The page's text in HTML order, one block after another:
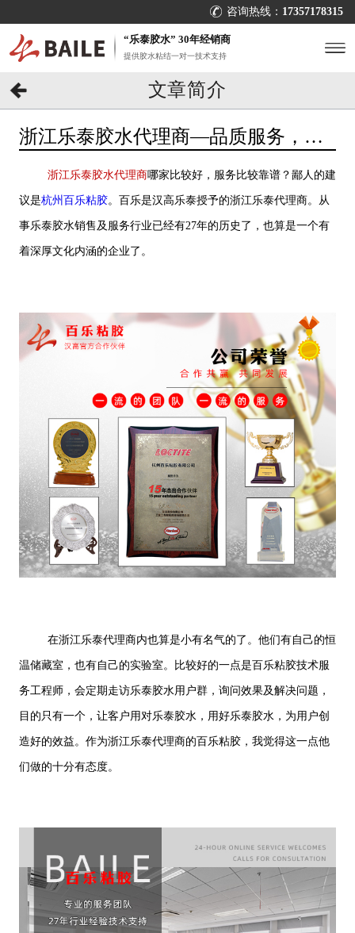
咨询热线： 17357178315
“乐泰胶水” 30年经销商
提供胶水粘结一对一技术支持
文章简介
浙江乐泰胶水代理商—品质服务，百
浙江乐泰胶水代理商哪家比较好，服务比较靠谱？鄙人的建
议是杭州百乐粘胶。百乐是汉高乐泰授予的浙江乐泰代理商。从
事乐泰胶水销售及服务行业已经有27年的历史了，也算是一个有
着深厚文化内涵的企业了。
在浙江乐泰代理商内也算是小有名气的了。他们有自己的恒
温储藏室，也有自己的实验室。比较好的一点是百乐粘胶技术服
务工程师，会定期走访乐泰胶水用户群，询问效果及解决问题，
目的只有一个，让客户用对乐泰胶水，用好乐泰胶水，为用户创
造好的效益。作为浙江乐泰代理商的百乐粘胶，我觉得这一点他
们做的十分有态度。